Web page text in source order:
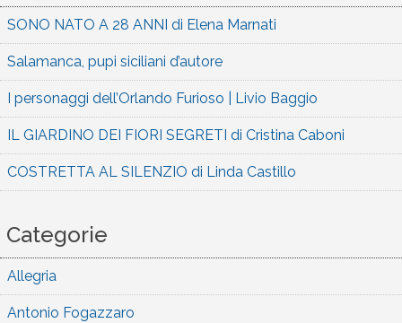
SONO NATO A 28 ANNI di Elena Marnati
Salamanca, pupi siciliani d’autore
I personaggi dell’Orlando Furioso | Livio Baggio
IL GIARDINO DEI FIORI SEGRETI di Cristina Caboni
COSTRETTA AL SILENZIO di Linda Castillo
Categorie
Allegria
Antonio Fogazzaro